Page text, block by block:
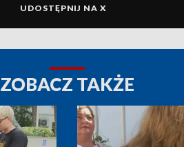
UDOSTĘPNIJ NA X
ZOBACZ TAKŻE